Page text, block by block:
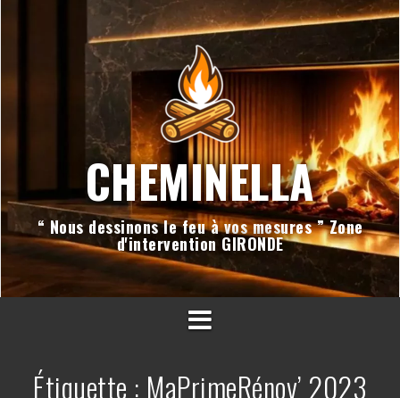
CHEMINELLA
“ Nous dessinons le feu à vos mesures ” Zone
d'intervention GIRONDE
Étiquette : MaPrimeRénov’ 2023